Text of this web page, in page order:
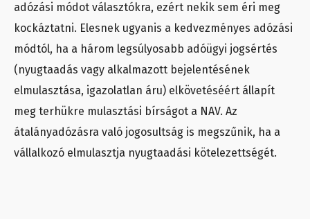
adózási módot választókra, ezért nekik sem éri meg
kockáztatni. Elesnek ugyanis a kedvezményes adózási
módtól, ha a három legsúlyosabb adóügyi jogsértés
(nyugtaadás vagy alkalmazott bejelentésének
elmulasztása, igazolatlan áru) elkövetéséért állapít
meg terhükre mulasztási bírságot a NAV. Az
átalányadózásra való jogosultság is megszűnik, ha a
vállalkozó elmulasztja nyugtaadási kötelezettségét.